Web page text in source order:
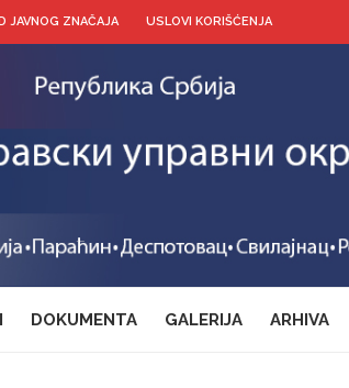
JAVNOG ZNAČAJA USLOVI KORIŠĆENJA
DOKUMENTA GALERIJA ARHIVA